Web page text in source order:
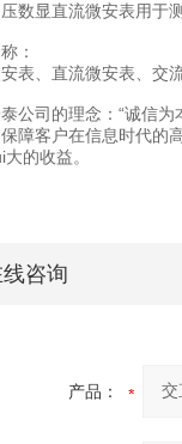
数显直流微安表用于
：
表、直流微安表、交
公司的理念：“诚信
障客户在信息时代的
的收益。
咨询
产品：